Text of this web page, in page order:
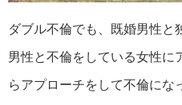
ダブル不倫でも、既婚男性と
男性と不倫をしている女性に
らアプローチをして不倫にな